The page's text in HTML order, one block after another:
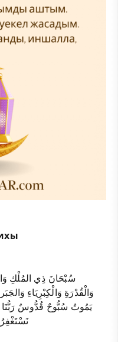
سُبْحَانَ ذِي المُلْكِ
وَالْقُدْرَةِ وَالْكِبْرِيَاءِ
يَمُوتُ سُبُّوحٌ قُدُّوسٌ رَبُّنَا وَ